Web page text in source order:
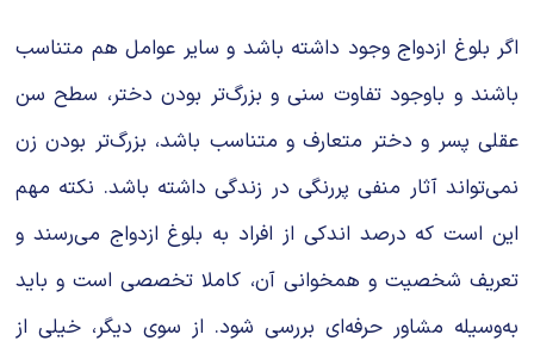
اگر بلوغ ازدواج وجود داشته باشد و سایر عوامل هم متناسب
باشند و باوجود تفاوت سنی و بزرگ‌تر بودن دختر، سطح سن
عقلی پسر و دختر متعارف و متناسب باشد، بزرگ‌تر بودن زن
نمی‌‌‌تواند آثار منفی پررنگی در زندگی داشته باشد. نکته مهم
این است كه درصد اندکی از افراد به بلوغ ازدواج می‌‌‌رسند و
تعریف شخصیت و همخوانی آن، کاملا تخصصی است و باید
به‌وسیله مشاور حرفه‌ای بررسی شود. از سوی دیگر، خیلی از